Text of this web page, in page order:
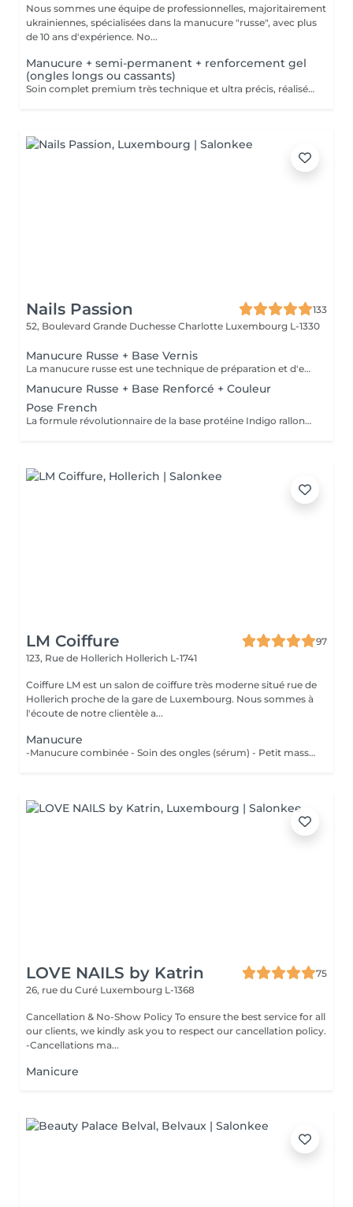
Nous sommes une équipe de professionnelles, majoritairement
ukrainiennes, spécialisées dans la manucure "russe", avec plus
de 10 ans d'expérience. No...
Manucure + semi-permanent + renforcement gel
(ongles longs ou cassants)
Soin complet premium très technique et ultra précis, réalisé principalement à la ponceuse afin d'obtenir un contour d'ongle parfaitement net et une application du vernis au plus près, voire légèrement sous la cuticule. Cette technique permet de retarder visuellement la repousse d'environ 10 jours. Résultat visuel : -Ongles extrêmement soignés, contours nets, forme impeccable -Effet Instagram / photo studio : propre, précis, sans petites peaux apparentes Nous incluons un renforcement en gel, fortement conseillé pour les ongles longs, fragiles ou cassants. Une solution idéale pour des ongles impeccables et durables : -Tenue moyenne : Jusqu'à 4 semaines !!!! Contenu de la prestation 95 € : -Dépose de l'ancien vernis semi-permanent et/ou gel (si nécessaire, déjà incluse dans ce prix/service) -Préparation très minutieuse de la plaque de l'ongle -Élimination des peaux mortes -Mise en forme et limage des ongles -Traitement délicat des cuticules -Renforcement en gel -Correction de la forme de l'ongle -Application du vernis semi-permanent -Application d'huile pour cuticules et de crème pour les mains Optionnel : -Prix par ongle pour extension jusqu'à 5 ongles (réservez svp "AVEC décoration simple" dans ce cas) +3€ par ongle -Prix par ongle pour décoration jusqu'à 5 ongles (réservez svp "AVEC décoration simple" dans ce cas) +3€ par ongle -Prix pour décoration simple (French, Chrome, Baby Boomer, Cat Eyes, Stickers, Foil) 6-10 ongles -> +20€ -Prix pour décoration complexe (3D, Dessins à la mains, Stamping, French avec Chrome, Baby Boomer avec Chrome, French avec Cat Eyes) 6-10 ongles -> +30€
Nails Passion
133
52, Boulevard Grande Duchesse Charlotte Luxembourg L-1330
Manucure Russe + Base Vernis
La manucure russe est une technique de préparation et d'embellissement aussi précise qu'efficace, qui consiste à arranger et sculpter délicatement le contour de l'ongle à l'aide d'outils de précision spécialisés. Esthétique mais aussi pratique, ce travail à la base de l'ongle offre un résultat lisse et net : des contours parfaitement définis, des cuticules durablement éliminées, un gain de longueur... En bref, un aspect soigné pour résultat irréprochable. La formule révolutionnaire de la base protéine Indigo rallonge les ongles, les renforcent naturellement et répare les cassures. Le résultat ? De longs ongles fortifiés qui ne se fendent pas, un véritable soin précieux.
Manucure Russe + Base Renforcé + Couleur
Pose French
La formule révolutionnaire de la base protéine Indigo rallonge les ongles, les renforcent naturellement et répare les cassures. Le résultat ? De longs ongles fortifiés qui ne se fendent pas, un véritable soin précieux.
LM Coiffure
97
123, Rue de Hollerich Hollerich L-1741
Coiffure LM est un salon de coiffure très moderne situé rue de
Hollerich proche de la gare de Luxembourg. Nous sommes à
l'écoute de notre clientèle a...
Manucure
-Manucure combinée - Soin des ongles (sérum) - Petit massage
LOVE NAILS by Katrin
75
26, rue du Curé Luxembourg L-1368
Cancellation & No-Show Policy To ensure the best service for all
our clients, we kindly ask you to respect our cancellation policy.
-Cancellations ma...
Manicure